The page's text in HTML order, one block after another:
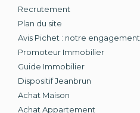
Recrutement
Plan du site
Avis Pichet : notre engagement
Promoteur Immobilier
Guide Immobilier
Dispositif Jeanbrun
Achat Maison
Achat Appartement